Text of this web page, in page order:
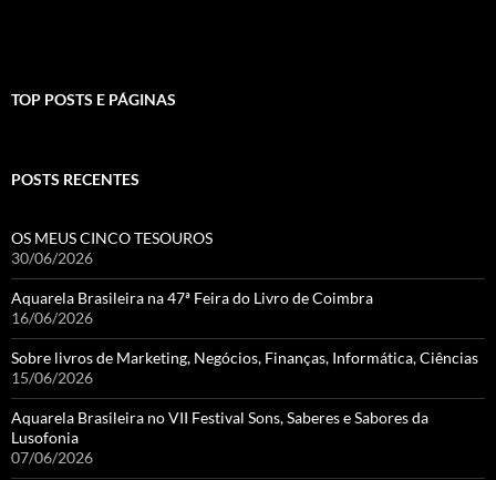
TOP POSTS E PÁGINAS
POSTS RECENTES
OS MEUS CINCO TESOUROS
30/06/2026
Aquarela Brasileira na 47ª Feira do Livro de Coimbra
16/06/2026
Sobre livros de Marketing, Negócios, Finanças, Informática, Ciências
15/06/2026
Aquarela Brasileira no VII Festival Sons, Saberes e Sabores da
Lusofonia
07/06/2026